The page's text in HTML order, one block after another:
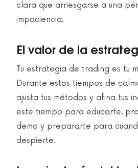
clara que arriesgarse a una
impaciencia.
El valor de la
Tu estrategia de trading es tu
Durante estos tiempos de
ajusta tus métodos y afina tus
este tiempo para educarte,
demo y prepararte para
despierte.